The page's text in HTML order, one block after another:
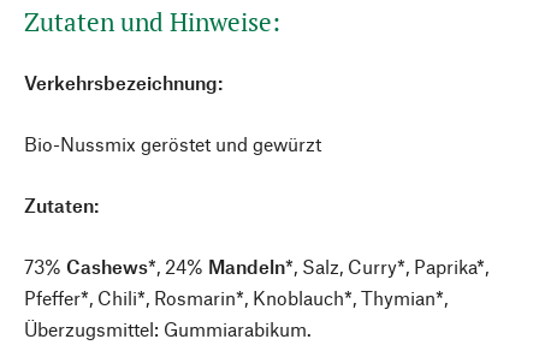
Zutaten und Hinweise:
Verkehrsbezeichnung:
Bio-Nussmix geröstet und gewürzt
Zutaten:
73% Cashews*, 24% Mandeln*, Salz, Curry*, Paprika*,
Pfeffer*, Chili*, Rosmarin*, Knoblauch*, Thymian*,
Überzugsmittel: Gummiarabikum.